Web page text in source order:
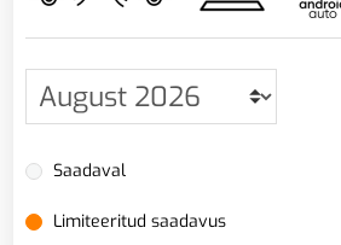
Saadaval
Limiteeritud saadavus